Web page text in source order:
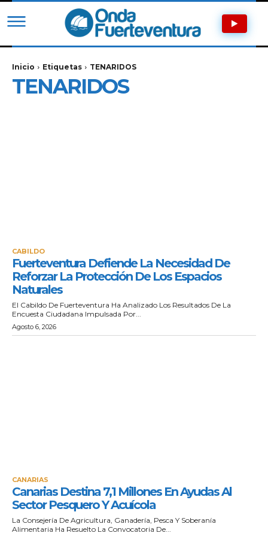
Inicio Etiquetas TENARIDOS
TENARIDOS
CABILDO
Fuerteventura Defiende La Necesidad De
Reforzar La Protección De Los Espacios
Naturales
El Cabildo De Fuerteventura Ha Analizado Los Resultados De La
Encuesta Ciudadana Impulsada Por...
Agosto 6, 2026
CANARIAS
Canarias Destina 7,1 Millones En Ayudas Al
Sector Pesquero Y Acuícola
La Consejería De Agricultura, Ganadería, Pesca Y Soberanía
Alimentaria Ha Resuelto La Convocatoria De...